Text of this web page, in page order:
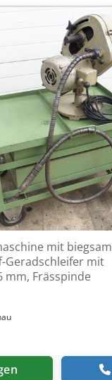
Chjdped
1,6/1,15 kW -
Abmessungen: 390/
mit
Geradschleifer mit
mm, Frässpinde